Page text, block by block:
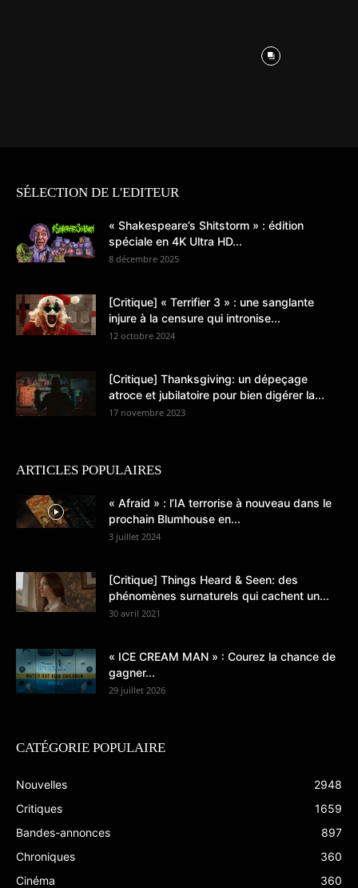
SÉLECTION DE L'EDITEUR
« Shakespeare’s Shitstorm » : édition
spéciale en 4K Ultra HD...
8 décembre 2025
[Critique] « Terrifier 3 » : une sanglante
injure à la censure qui intronise...
12 octobre 2024
[Critique] Thanksgiving: un dépeçage
atroce et jubilatoire pour bien digérer la...
17 novembre 2023
ARTICLES POPULAIRES
« Afraid » : l’IA terrorise à nouveau dans le
prochain Blumhouse en...
3 juillet 2024
[Critique] Things Heard & Seen: des
phénomènes surnaturels qui cachent un...
30 avril 2021
« ICE CREAM MAN » : Courez la chance de
gagner...
29 juillet 2026
CATÉGORIE POPULAIRE
Nouvelles
2948
Critiques
1659
Bandes-annonces
897
Chroniques
360
Cinéma
360